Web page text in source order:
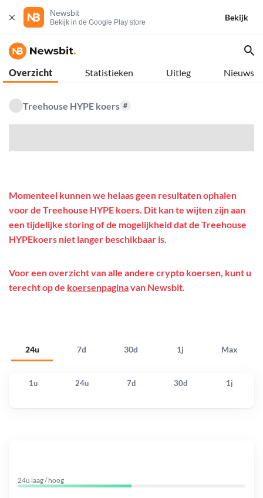
Newsbit
Bekijk in de Google Play store
Bekijk
Overzicht Statistieken Uitleg Nieuws
Treehouse HYPE koers #
24u 7d 30d 1j Max
Momenteel kunnen we helaas geen resultaten ophalen
voor de Treehouse HYPE koers. Dit kan te wijten zijn aan
een tijdelijke storing of de mogelijkheid dat de Treehouse
HYPEkoers niet langer beschikbaar is.
Voor een overzicht van alle andere crypto koersen, kunt u
terecht op de koersenpaginavan Newsbit.
1u 24u 7d 30d 1j
24u laag / hoog